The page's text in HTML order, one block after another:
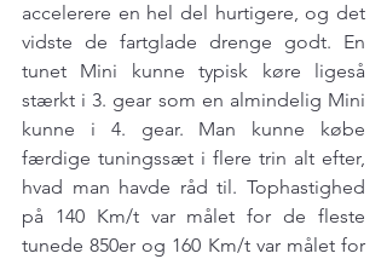
accelerere en hel del hurtigere, og det
vidste de fartglade drenge godt. En
tunet Mini kunne typisk køre ligeså
stærkt i 3. gear som en almindelig Mini
kunne i 4. gear. Man kunne købe
færdige tuningssæt i flere trin alt efter,
hvad man havde råd til. Tophastighed
på 140 Km/t var målet for de fleste
tunede 850er og 160 Km/t var målet for